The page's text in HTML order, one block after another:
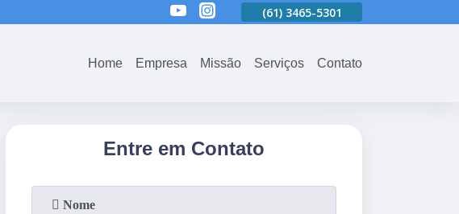
3465-5301 (61) 3465-5301
Home Empresa Missão Serviços Contato
Entre em Contato